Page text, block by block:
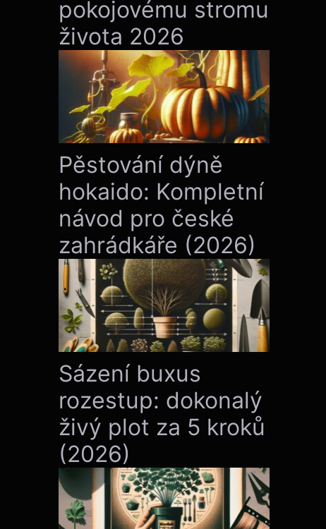
pokojovému stromu
života 2026
Pěstování dýně
hokaido: Kompletní
návod pro české
zahrádkáře (2026)
Sázení buxus
rozestup: dokonalý
živý plot za 5 kroků
(2026)